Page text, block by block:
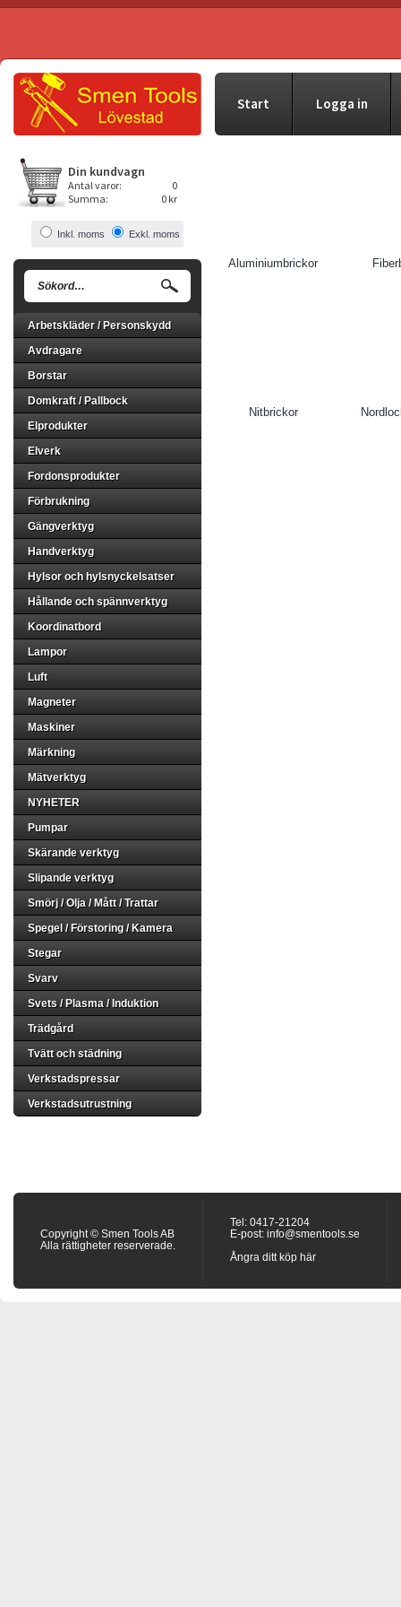
Start Logga in
Din kundvagn
Antal varor:
0
Summa:
0 kr
Inkl. moms Exkl. moms
Arbetskläder / Personskydd
Avdragare
Borstar
Domkraft / Pallbock
Elprodukter
Elverk
Fordonsprodukter
Förbrukning
Gängverktyg
Handverktyg
Hylsor och hylsnyckelsatser
Hållande och spännverktyg
Koordinatbord
Lampor
Luft
Magneter
Maskiner
Märkning
Mätverktyg
NYHETER
Pumpar
Skärande verktyg
Slipande verktyg
Smörj / Olja / Mått / Trattar
Spegel / Förstoring / Kamera
Stegar
Svarv
Svets / Plasma / Induktion
Trädgård
Tvätt och städning
Verkstadspressar
Verkstadsutrustning
Aluminiumbrickor
Nitbrickor
Copyright © Smen Tools AB
Alla rättigheter reserverade.
Tel: 0417-21204
E-post: info@smentools.se
Ångra ditt köp här